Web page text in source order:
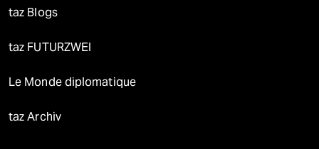
taz Blogs
taz FUTURZWEI
Le Monde diplomatique
taz Archiv